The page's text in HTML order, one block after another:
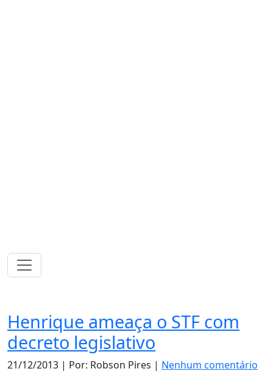
Henrique ameaça o STF com
decreto legislativo
21/12/2013 | Por: Robson Pires | Nenhum comentário